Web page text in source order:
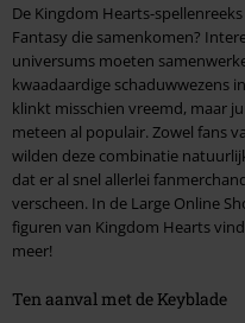
De Kingdom Hearts-
Fantasy die samenkomen?
universums moeten
kwaadaardige schaduwwezens
klinkt misschien vreemd, maar
meteen al populair. Zowel fans
wilden deze combinatie
dat er al snel allerlei
verscheen. In de Large Online
figuren van Kingdom Hearts
meer!
Ten aanval met de Keyblade